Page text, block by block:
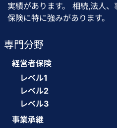
実績があります。 相続,法人
保険に特に強みがあります。
専門分野
経営者保険
レベル1
レベル2
レベル3
事業承継